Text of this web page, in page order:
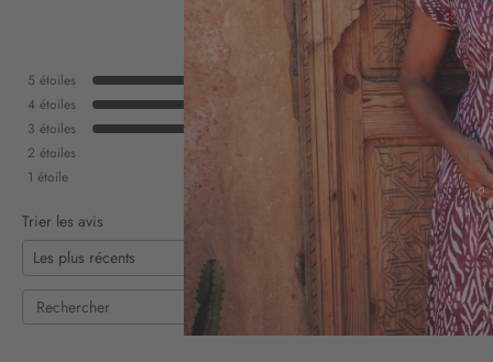
5 étoiles
4 étoiles
3 étoiles
2 étoiles
1 étoile
Trier les avis